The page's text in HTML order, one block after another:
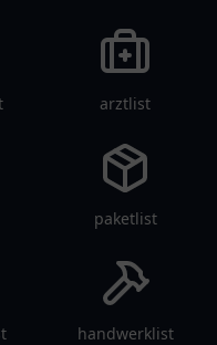
arztlist
paketlist
handwerklist